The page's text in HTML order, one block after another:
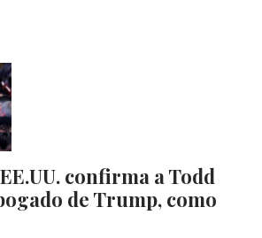
confirma a Todd
de Trump, como